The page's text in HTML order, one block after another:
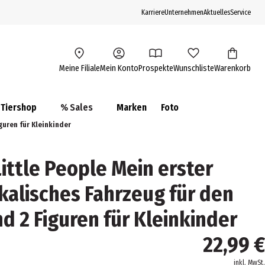
KarriereUnternehmenAktuellesService
Meine FilialeMein KontoProspekteWunschlisteWarenkorb
Tiershop % Sales Marken Foto
für Kleinkinder
People Mein erster
Fahrzeug für den
2 Figuren für Kleinkinder
22,99 €
inkl. MwSt.